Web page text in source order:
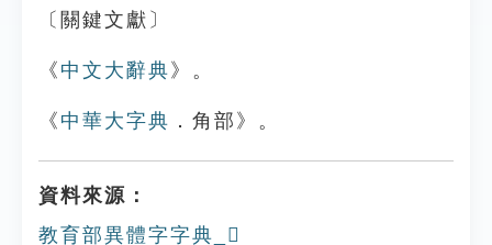
〔關鍵文獻〕
《 中文大辭典 》。
《 中華大字典 ．角部》。
資料來源：
教育部異體字字典_𧥚